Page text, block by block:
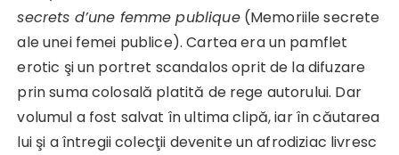
secrets d’une femme publique(Memoriile secrete
ale unei femei publice). Cartea era un pamflet
erotic şi un portret scandalos oprit de la difuzare
prin suma colosală platită de rege autorului. Dar
volumul a fost salvat în ultima clipă, iar în căutarea
lui şi a întregii colecţii devenite un afrodiziac livresc